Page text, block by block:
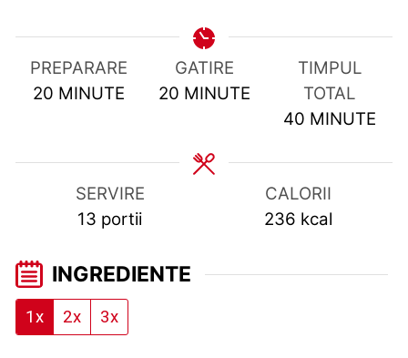
PREPARARE
20MINUTES
MINUTE
GATIRE
20MINUTES
MINUTE
TIMPUL
TOTAL
40 MINUTES
MINUTE
SERVIRE
13 portii
CALORII
236 kcal
INGREDIENTE
1x 2x 3x